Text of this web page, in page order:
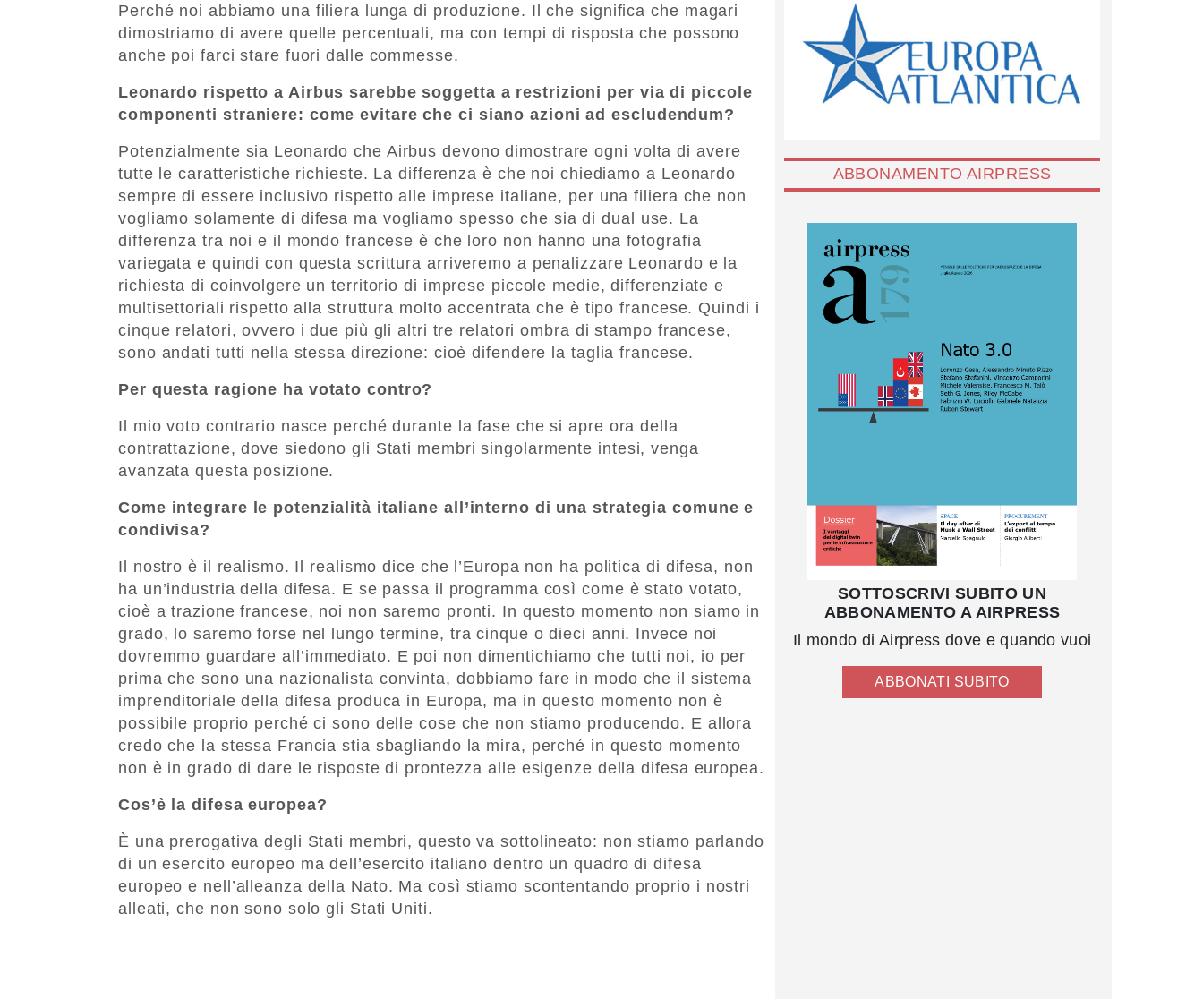
Perché noi abbiamo una filiera lunga di produzione. Il che significa che magari
dimostriamo di avere quelle percentuali, ma con tempi di risposta che possono
anche poi farci stare fuori dalle commesse.
Leonardo rispetto a Airbus sarebbe soggetta a restrizioni per via di piccole
componenti straniere: come evitare che ci siano azioni ad escludendum?
Potenzialmente sia Leonardo che Airbus devono dimostrare ogni volta di avere
tutte le caratteristiche richieste. La differenza è che noi chiediamo a Leonardo
sempre di essere inclusivo rispetto alle imprese italiane, per una filiera che non
vogliamo solamente di difesa ma vogliamo spesso che sia di dual use. La
differenza tra noi e il mondo francese è che loro non hanno una fotografia
variegata e quindi con questa scrittura arriveremo a penalizzare Leonardo e la
richiesta di coinvolgere un territorio di imprese piccole medie, differenziate e
multisettoriali rispetto alla struttura molto accentrata che è tipo francese. Quindi i
cinque relatori, ovvero i due più gli altri tre relatori ombra di stampo francese,
sono andati tutti nella stessa direzione: cioè difendere la taglia francese.
Per questa ragione ha votato contro?
Il mio voto contrario nasce perché durante la fase che si apre ora della
contrattazione, dove siedono gli Stati membri singolarmente intesi, venga
avanzata questa posizione.
Come integrare le potenzialità italiane all’interno di una strategia comune e
condivisa?
Il nostro è il realismo. Il realismo dice che l’Europa non ha politica di difesa, non
ha un’industria della difesa. E se passa il programma così come è stato votato,
cioè a trazione francese, noi non saremo pronti. In questo momento non siamo in
grado, lo saremo forse nel lungo termine, tra cinque o dieci anni. Invece noi
dovremmo guardare all’immediato. E poi non dimentichiamo che tutti noi, io per
prima che sono una nazionalista convinta, dobbiamo fare in modo che il sistema
imprenditoriale della difesa produca in Europa, ma in questo momento non è
possibile proprio perché ci sono delle cose che non stiamo producendo. E allora
credo che la stessa Francia stia sbagliando la mira, perché in questo momento
non è in grado di dare le risposte di prontezza alle esigenze della difesa europea.
Cos’è la difesa europea?
È una prerogativa degli Stati membri, questo va sottolineato: non stiamo parlando
di un esercito europeo ma dell’esercito italiano dentro un quadro di difesa
europeo e nell’alleanza della Nato. Ma così stiamo scontentando proprio i nostri
alleati, che non sono solo gli Stati Uniti.
ABBONAMENTO AIRPRESS
SOTTOSCRIVI SUBITO UN
ABBONAMENTO A AIRPRESS
Il mondo di Airpress dove e quando vuoi
ABBONATI SUBITO